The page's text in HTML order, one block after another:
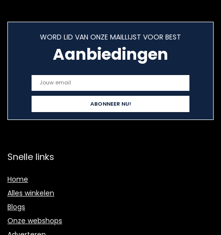
WORD LID VAN ONZE MAILLIJST VOOR BEST
Aanbiedingen
Snelle links
Home
Alles winkelen
Blogs
Onze webshops